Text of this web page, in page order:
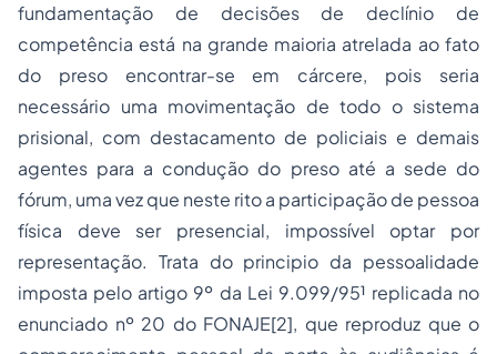
fundamentação de decisões de declínio de
competência está na grande maioria atrelada ao fato
do preso encontrar-se em cárcere, pois seria
necessário uma movimentação de todo o sistema
prisional, com destacamento de policiais e demais
agentes para a condução do preso até a sede do
fórum, uma vez que neste rito a participação de pessoa
física deve ser presencial, impossível optar por
representação. Trata do principio da pessoalidade
imposta pelo artigo 9º da Lei 9.099/95¹ replicada no
enunciado nº 20 do FONAJE[2], que reproduz que o